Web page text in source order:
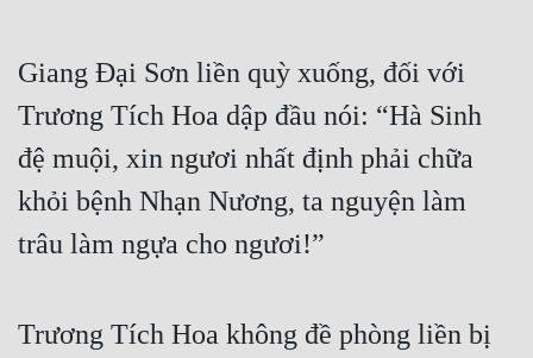
Giang Đại Sơn liền quỳ xuống, đối với
Trương Tích Hoa dập đầu nói: “Hà Sinh
đệ muội, xin ngươi nhất định phải chữa
khỏi bệnh Nhạn Nương, ta nguyện làm
trâu làm ngựa cho ngươi!”
Trương Tích Hoa không đề phòng liền bị